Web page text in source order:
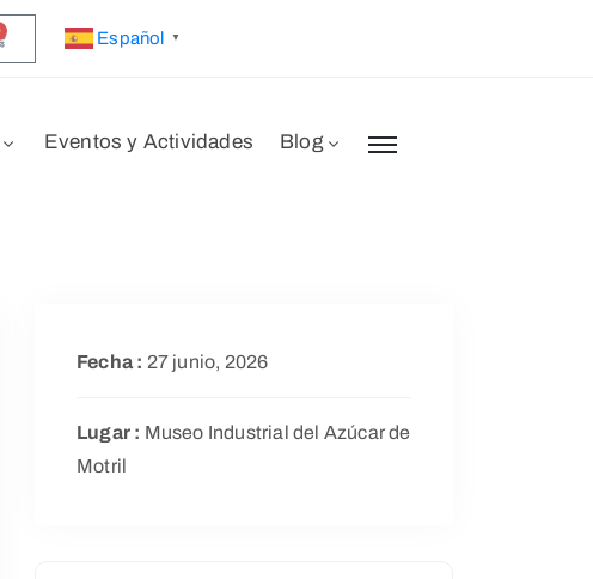
Español ▼
Eventos y Actividades Blog
Fecha : 27 junio, 2026
Lugar : Museo Industrial del Azúcar de
Motril